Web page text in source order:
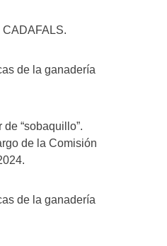
de la ganadería
“sobaquillo”.
de la Comisión
de la ganadería